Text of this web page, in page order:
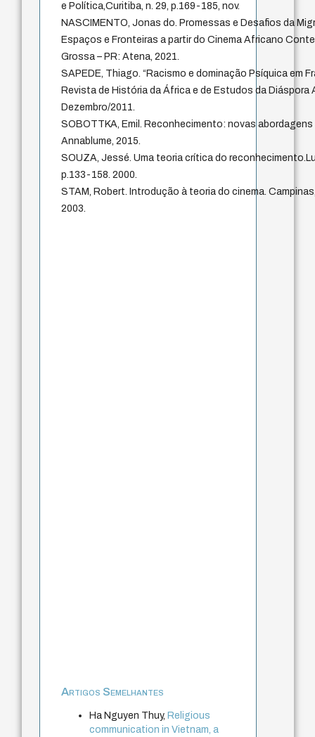
e Política,Curitiba, n. 29, p.169-185, nov.
NASCIMENTO, Jonas do. Promessas e Desafios da
Espaços e Fronteiras a partir do Cinema Africano
Grossa – PR: Atena, 2021.
SAPEDE, Thiago. “Racismo e dominação Psíquica em
Revista de História da África e de Estudos da Diáspora
Dezembro/2011.
SOBOTTKA, Emil. Reconhecimento: novas
Annablume, 2015.
SOUZA, Jessé. Uma teoria crítica do
p.133-158. 2000.
STAM, Robert. Introdução à teoria do cinema.
2003.
Artigos Semelhantes
Ha Nguyen Thuy, Religious
communication in Vietnam, a